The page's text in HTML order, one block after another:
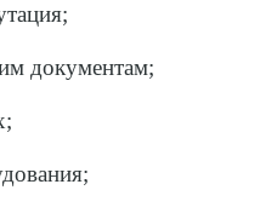
документам;